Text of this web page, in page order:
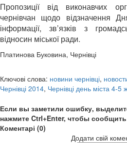
Пропозиції від виконавчих
чернівчан щодо відзначення
інформації, зв’язків з
відносин міської ради.
Платинова Буковина, Чернівці
Ключові слова: новини чернівці,
Чернівці 2014, Чернівці день міста 4-5
Если вы заметили ошибку,
нажмите Ctrl+Enter, чтобы
Коментарі (0)
Додати свій